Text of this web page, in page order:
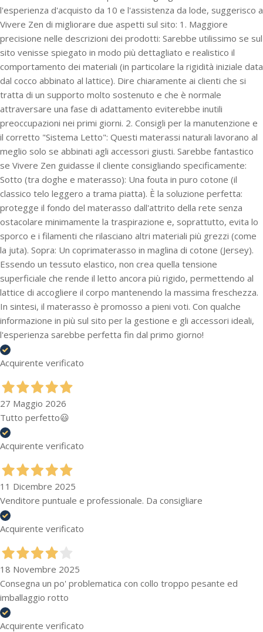
l'esperienza d'acquisto da 10 e l'assistenza da lode, suggerisco a
Vivere Zen di migliorare due aspetti sul sito: 1. Maggiore
precisione nelle descrizioni dei prodotti: Sarebbe utilissimo se sul
sito venisse spiegato in modo più dettagliato e realistico il
comportamento dei materiali (in particolare la rigidità iniziale data
dal cocco abbinato al lattice). Dire chiaramente ai clienti che si
tratta di un supporto molto sostenuto e che è normale
attraversare una fase di adattamento eviterebbe inutili
preoccupazioni nei primi giorni. 2. Consigli per la manutenzione e
il corretto "Sistema Letto": Questi materassi naturali lavorano al
meglio solo se abbinati agli accessori giusti. Sarebbe fantastico
se Vivere Zen guidasse il cliente consigliando specificamente:
Sotto (tra doghe e materasso): Una fouta in puro cotone (il
classico telo leggero a trama piatta). È la soluzione perfetta:
protegge il fondo del materasso dall'attrito della rete senza
ostacolare minimamente la traspirazione e, soprattutto, evita lo
sporco e i filamenti che rilasciano altri materiali più grezzi (come
la juta). Sopra: Un coprimaterasso in maglina di cotone (Jersey).
Essendo un tessuto elastico, non crea quella tensione
superficiale che rende il letto ancora più rigido, permettendo al
lattice di accogliere il corpo mantenendo la massima freschezza.
In sintesi, il materasso è promosso a pieni voti. Con qualche
informazione in più sul sito per la gestione e gli accessori ideali,
l'esperienza sarebbe perfetta fin dal primo giorno!
Acquirente verificato
27 Maggio 2026
Tutto perfetto😃
Acquirente verificato
11 Dicembre 2025
Venditore puntuale e professionale. Da consigliare
Acquirente verificato
18 Novembre 2025
Consegna un po' problematica con collo troppo pesante ed
imballaggio rotto
Acquirente verificato